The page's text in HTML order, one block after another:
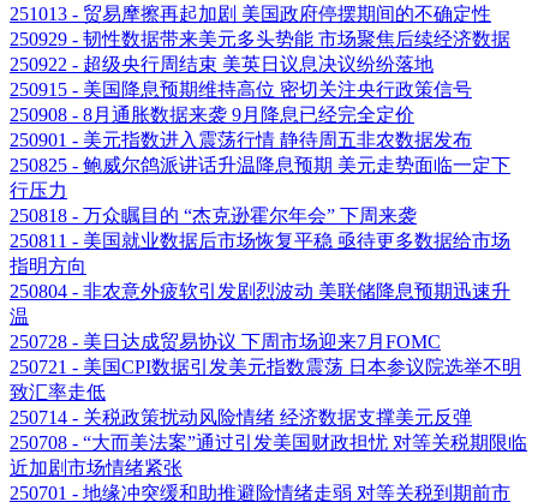
251013 - 贸易摩擦再起加剧 美国政府停摆期间的不确定性
250929 - 韧性数据带来美元多头势能 市场聚焦后续经济数据
250922 - 超级央行周结束 美英日议息决议纷纷落地
250915 - 美国降息预期维持高位 密切关注央行政策信号
250908 - 8月通胀数据来袭 9月降息已经完全定价
250901 - 美元指数进入震荡行情 静待周五非农数据发布
250825 - 鲍威尔鸽派讲话升温降息预期 美元走势面临一定下
行压力
250818 - 万众瞩目的 “杰克逊霍尔年会” 下周来袭
250811 - 美国就业数据后市场恢复平稳 亟待更多数据给市场
指明方向
250804 - 非农意外疲软引发剧烈波动 美联储降息预期迅速升
温
250728 - 美日达成贸易协议 下周市场迎来7月FOMC
250721 - 美国CPI数据引发美元指数震荡 日本参议院选举不明
致汇率走低
250714 - 关税政策扰动风险情绪 经济数据支撑美元反弹
250708 - “大而美法案”通过引发美国财政担忧 对等关税期限临
近加剧市场情绪紧张
250701 - 地缘冲突缓和助推避险情绪走弱 对等关税到期前市